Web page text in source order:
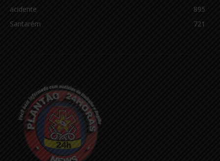
acidente
895
Santarém
721